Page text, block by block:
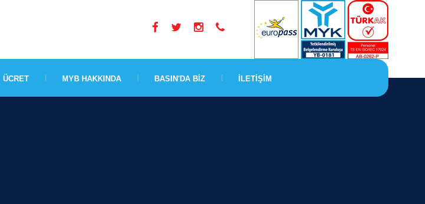
ÜCRET MYB HAKKINDA BASIN'DA BİZ İLETİŞİM